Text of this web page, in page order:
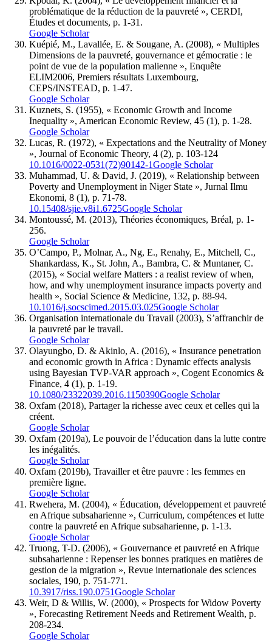
problématique de la réduction de la pauvreté », CERDI,
Études et documents, p. 1-31.
Google Scholar
Kuépié, M., Lavallée, E. & Sougane, A. (2008), « Multiples
Dimensions de la pauvreté, gouvernance et gémocratie : le
point de vue de la population malienne », Enquête
ELIM2006, Premiers résultats Luxembourg,
CEPS/INSTEAD, p. 1-47.
Google Scholar
Kuznets, S. (1955), « Economic Growth and Income
Inequality », American Economic Review, 45 (1), p. 1-28.
Google Scholar
Lucas, R. (1972), « Expectations and the Neutrality of Money
», Journal of Economic Theory, 4 (2), p. 103-124
10.1016/0022-0531(72)90142-1Google Scholar
Muhammad, U. & David, J. (2019), « Relationship between
Poverty and Unemployment in Niger State », Jurnal Ilmu
Ekonomi, 8 (1), p. 71-78.
10.15408/sjie.v8i1.6725Google Scholar
Montoussé, M. (2013), Théories économiques, Bréal, p. 1-
256.
Google Scholar
O’Campo, P., Molnar, A., Ng, E., Renahy, E., Mitchell, C.,
Shankardass, K., St. John, A., Bambra, C. & Muntaner, C.
(2015), « Social welfare Matters : a realist review of when,
how, and why unemployment insurance impacts poverty and
health », Social Science & Medicine, 132, p. 88-94.
10.1016/j.socscimed.2015.03.025Google Scholar
Organisation internationale du Travail (2003), S’affranchir de
la pauvreté par le travail.
Google Scholar
Olayungbo, D. & Akinlo, A. (2016), « Insurance penetration
and economic growth in Africa : Dynamic effects analysis
using Bayesian TVP-VAR approach », Cogent Economics &
Finance, 4 (1), p. 1-19.
10.1080/23322039.2016.1150390Google Scholar
Oxfam (2018), Partager la richesse avec ceux et celles qui la
créent.
Google Scholar
Oxfam (2019a), Le pouvoir de l’éducation dans la lutte contre
les inégalités.
Google Scholar
Oxfam (2019b), Travailler et être pauvre : les femmes en
première ligne.
Google Scholar
Rwehera, M. (2004), « Éducation, développement et pauvreté
en Afrique subsaharienne », Curriculum, compétences et lutte
contre la pauvreté en Afrique subsaharienne, p. 1-13.
Google Scholar
Truong, T-D. (2006), « Gouvernance et pauvreté en Afrique
subsaharienne : Repenser les bonnes pratiques en matières de
gestion de la migration », Revue internationale des sciences
sociales, 190, p. 751-771.
10.3917/riss.190.0751Google Scholar
Weir, D & Willis, W. (2000), « Prospects for Widow Poverty
», Forecasting Retirement Needs and Retirement Wealth, p.
208-234.
Google Scholar